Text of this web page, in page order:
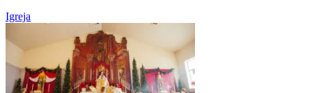
Igreja